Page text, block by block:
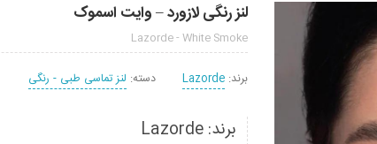
لنز رنگی لازورد – وایت اسموک
Lazorde - White Smoke
برند: Lazorde دسته: لنز تماسی طبی - رنگی
برند: Lazorde